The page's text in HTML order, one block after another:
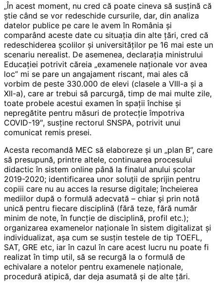
„În acest moment, nu cred că poate cineva să susţină că
ştie când se vor redeschide cursurile, dar, din analiza
datelor publice pe care le avem în România şi
comparând aceste date cu situaţia din alte ţări, cred că
redeschiderea şcolilor şi universităţilor pe 16 mai este un
scenariu nerealist. De asemenea, declaraţia ministrului
Educaţiei potrivit căreia „examenele naţionale vor avea
loc” mi se pare un angajament riscant, mai ales că
vorbim de peste 330.000 de elevi (clasele a VIII-a şi a
XII-a), care ar trebui să parcurgă, timp de mai multe zile,
toate probele acestui examen în spaţii închise şi
nepregătite pentru măsuri de protecţie împotriva
COVID-19″, susţine rectorul SNSPA, potrivit unui
comunicat remis presei.
Acesta recomandă MEC să elaboreze şi un „plan B”, care
să presupună, printre altele, continuarea procesului
didactic în sistem online până la finalul anului şcolar
2019-2020; identificarea unor soluţii de sprijin pentru
copiii care nu au acces la resurse digitale; încheierea
mediilor după o formulă adecvată – chiar şi prin notă
unică pentru fiecare disciplină (fără teze, fără număr
minim de note, în funcţie de disciplină, profil etc.);
organizarea examenelor naţionale în sistem digitalizat şi
individualizat, aşa cum se susţin testele de tip TOEFL,
SAT, GRE etc, iar în cazul în care acest lucru nu poate fi
realizat în timp util, să se recurgă la o formulă de
echivalare a notelor pentru examenele naţionale,
procedură atipică, dar deja asumată şi de alte ţări.